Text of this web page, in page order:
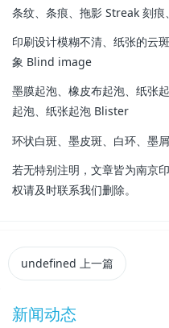
条纹、条痕、拖影 Streak 刻
印刷设计模糊不清、纸张的云
象 Blind image
墨膜起泡、橡皮布起泡、纸张
起泡、纸张起泡 Blister
环状白斑、墨皮斑、白环、墨
若无特别注明，文章皆为南京
权请及时联系我们删除。
undefined 上一篇
新闻动态